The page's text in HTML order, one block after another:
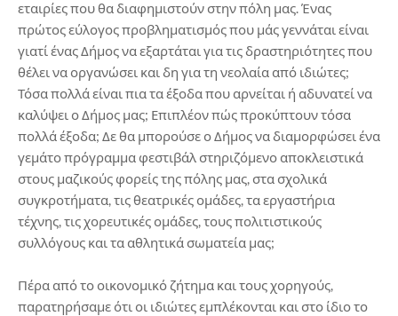
εταιρίες που θα διαφημιστούν στην πόλη μας. Ένας
πρώτος εύλογος προβληματισμός που μάς γεννάται είναι
γιατί ένας Δήμος να εξαρτάται για τις δραστηριότητες που
θέλει να οργανώσει και δη για τη νεολαία από ιδιώτες;
Τόσα πολλά είναι πια τα έξοδα που αρνείται ή αδυνατεί να
καλύψει ο Δήμος μας; Επιπλέον πώς προκύπτουν τόσα
πολλά έξοδα; Δε θα μπορούσε ο Δήμος να διαμορφώσει ένα
γεμάτο πρόγραμμα φεστιβάλ στηριζόμενο αποκλειστικά
στους μαζικούς φορείς της πόλης μας, στα σχολικά
συγκροτήματα, τις θεατρικές ομάδες, τα εργαστήρια
τέχνης, τις χορευτικές ομάδες, τους πολιτιστικούς
συλλόγους και τα αθλητικά σωματεία μας;
Πέρα από το οικονομικό ζήτημα και τους χορηγούς,
παρατηρήσαμε ότι οι ιδιώτες εμπλέκονται και στο ίδιο το